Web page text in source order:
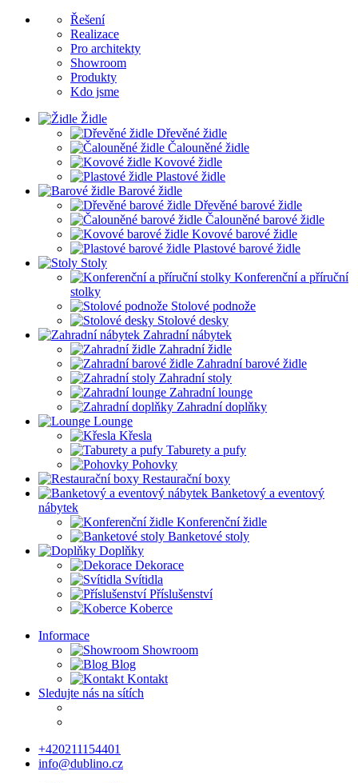
Řešení
Realizace
Pro architekty
Showroom
Produkty
Kdo jsme
Židle
Dřevěné židle
Čalouněné židle
Kovové židle
Plastové židle
Barové židle
Dřevěné barové židle
Čalouněné barové židle
Kovové barové židle
Plastové barové židle
Stoly
Konferenční a příruční
stolky
Stolové podnože
Stolové desky
Zahradní nábytek
Zahradní židle
Zahradní barové židle
Zahradní stoly
Zahradní lounge
Zahradní doplňky
Lounge
Křesla
Taburety a pufy
Pohovky
Restaurační boxy
Banketový a eventový
nábytek
Konferenční židle
Banketové stoly
Doplňky
Dekorace
Svítidla
Příslušenství
Koberce
Informace
Showroom
Blog
Kontakt
Sledujte nás na sítích
+420211154401
info@dublino.cz